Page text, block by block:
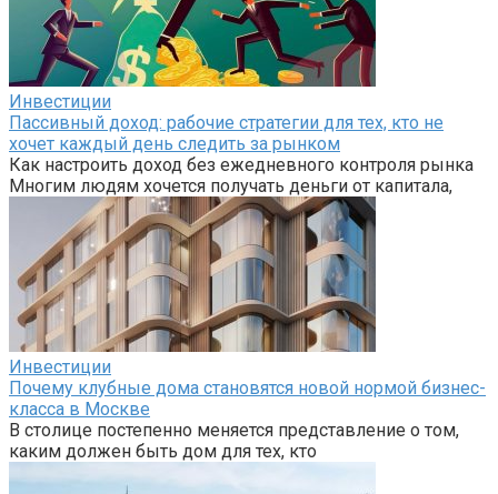
Инвестиции
Пассивный доход: рабочие стратегии для тех, кто не
хочет каждый день следить за рынком
Как настроить доход без ежедневного контроля рынка
Многим людям хочется получать деньги от капитала,
Инвестиции
Почему клубные дома становятся новой нормой бизнес-
класса в Москве
В столице постепенно меняется представление о том,
каким должен быть дом для тех, кто